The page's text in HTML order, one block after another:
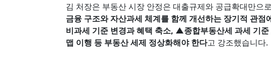
김 처장은 부동산 시장 안정은 대출규제와 공급확대만으
금융 구조와 자산과세 체계를 함께 개선하는 장기적 관
비과세 기준 변경과 혜택 축소, ▲종합부동산세 과세 기
맵 이행 등 부동산 세제 정상화해야 한다고 강조했습니다.